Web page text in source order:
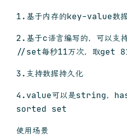
1.基于内存的key-value数
2.基于c语言编写的，可以支
//set每秒11万次，取get
3.支持数据持久化
4.value可以是string，
sorted set
使用场景